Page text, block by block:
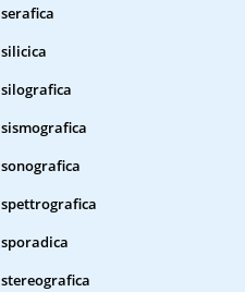
serafica
silicica
silografica
sismografica
sonografica
spettrografica
sporadica
stereografica